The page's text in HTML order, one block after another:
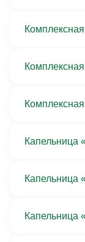
Капельница
Капельница
Капельница